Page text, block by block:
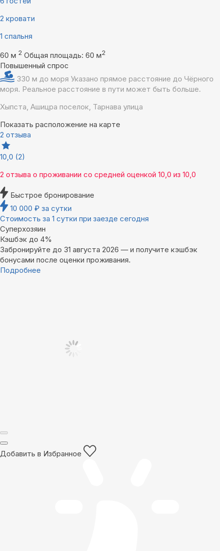
2 кровати
1 спальня
60 м 2 Общая площадь: 60 м2
Повышенный спрос
330 м до моря Указано прямое расстояние до Чёрного
моря. Реальное расстояние в пути может быть больше.
Хыпста, Ашицра поселок, Тарнава улица
Показать расположение на карте
2 отзыва
10,0 (2)
2 отзыва о проживании со средней оценкой 10,0 из 10,0
Быстрое бронирование
10 000 ₽ за сутки
Стоимость за 1 сутки при заезде сегодня
Суперхозяин
Кэшбэк до 4%
Забронируйте до 31 августа 2026 — и получите кэшбэк
бонусами после оценки проживания.
Подробнее
Добавить в Избранное